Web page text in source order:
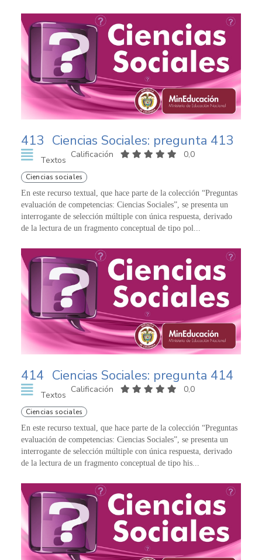
413 Ciencias Sociales: pregunta 413
Textos
Calificación 0,0
Ciencias sociales
En este recurso textual, que hace parte de la colección “Preguntas
evaluación de competencias: Ciencias Sociales”, se presenta un
interrogante de selección múltiple con única respuesta, derivado
de la lectura de un fragmento conceptual de tipo pol...
414 Ciencias Sociales: pregunta 414
Textos
Calificación 0,0
Ciencias sociales
En este recurso textual, que hace parte de la colección “Preguntas
evaluación de competencias: Ciencias Sociales”, se presenta un
interrogante de selección múltiple con única respuesta, derivado
de la lectura de un fragmento conceptual de tipo his...